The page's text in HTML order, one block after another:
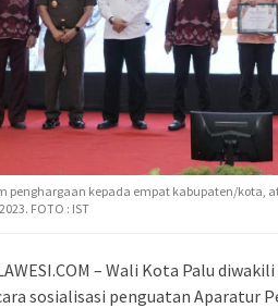
penghargaan kepada empat kabupaten/kota,
FOTO : IST
– Wali Kota Palu
sosialisasi penguatan Aparatur